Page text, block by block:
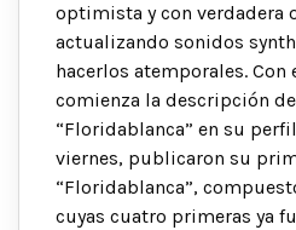
optimista y con verdadera
actualizando sonidos
hacerlos atemporales. Con
comienza la descripción
“Floridablanca” en su
viernes, publicaron su
“Floridablanca”,
cuyas cuatro primeras ya